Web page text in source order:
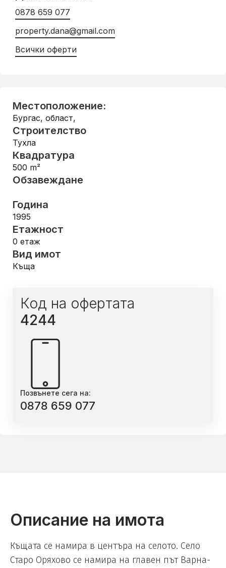
0878 659 077
property.dana@gmail.com
Всички оферти
Местоположение:
Бургас, област,
Строителство
Тухла
Квадратура
500 m²
Обзавеждане
Година
1995
Етажност
0 етаж
Вид имот
Къща
Код на офертата
4244
Позвънете сега на:
0878 659 077
Описание на имота
Къщата се намира в центъра на селото. Село
Старо Оряхово се намира на главен път Варна-